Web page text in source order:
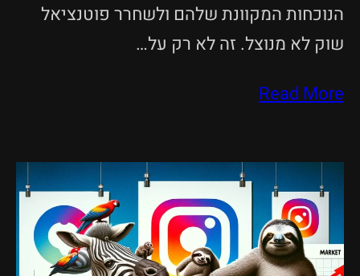
הנוכחות המקוונת שלהם ולשחרר פוטנציאל
שוק לא מנוצל. זה לא רק על…
Read More